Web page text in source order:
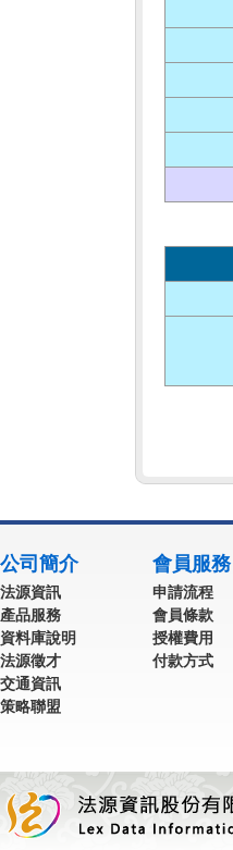
公司簡介
法源資訊
產品服務
資料庫說明
法源徵才
交通資訊
策略聯盟
會員服務
申請流程
會員條款
授權費用
付款方式